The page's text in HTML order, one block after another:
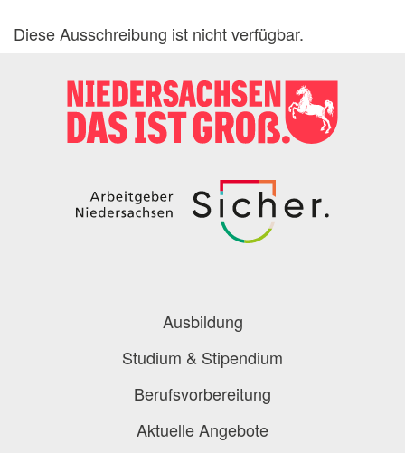
Praktika
Dienststellen
Messen
Podcast
Berufe-Check
Diese Ausschreibung ist nicht verfügbar.
Ausbildung
Studium & Stipendium
Berufsvorbereitung
Aktuelle Angebote